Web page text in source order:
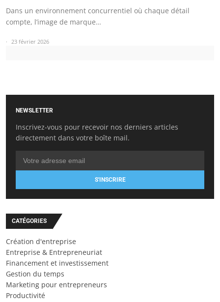
Dans un environnement concurrentiel où chaque détail
compte, l’image de marque…
23 février 2026
NEWSLETTER
Inscrivez-vous pour recevoir nos derniers articles
directement dans votre boîte mail.
S'INSCRIRE
CATÉGORIES
Création d'entreprise
Entreprise & Entrepreneuriat
Financement et investissement
Gestion du temps
Marketing pour entrepreneurs
Productivité